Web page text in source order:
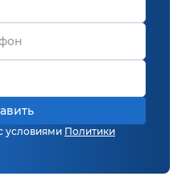
условиями Политики